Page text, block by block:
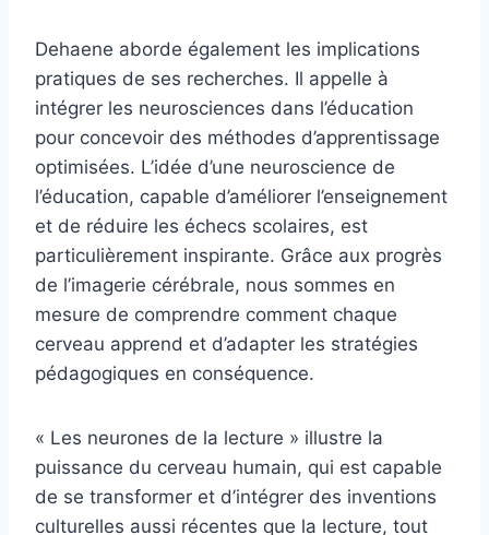
Dehaene aborde également les implications
pratiques de ses recherches. Il appelle à
intégrer les neurosciences dans l’éducation
pour concevoir des méthodes d’apprentissage
optimisées. L’idée d’une neuroscience de
l’éducation, capable d’améliorer l’enseignement
et de réduire les échecs scolaires, est
particulièrement inspirante. Grâce aux progrès
de l’imagerie cérébrale, nous sommes en
mesure de comprendre comment chaque
cerveau apprend et d’adapter les stratégies
pédagogiques en conséquence.
« Les neurones de la lecture » illustre la
puissance du cerveau humain, qui est capable
de se transformer et d’intégrer des inventions
culturelles aussi récentes que la lecture, tout